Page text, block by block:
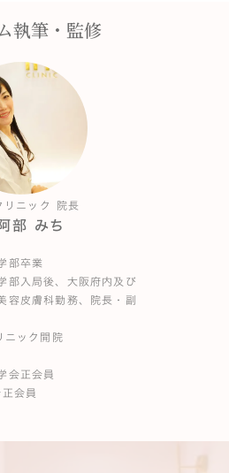
執筆・監修
リニック 院長
部 みち
部卒業
部入局後、大阪府内及び
容皮膚科勤務、院長・副
ック開院
会正会員
会員